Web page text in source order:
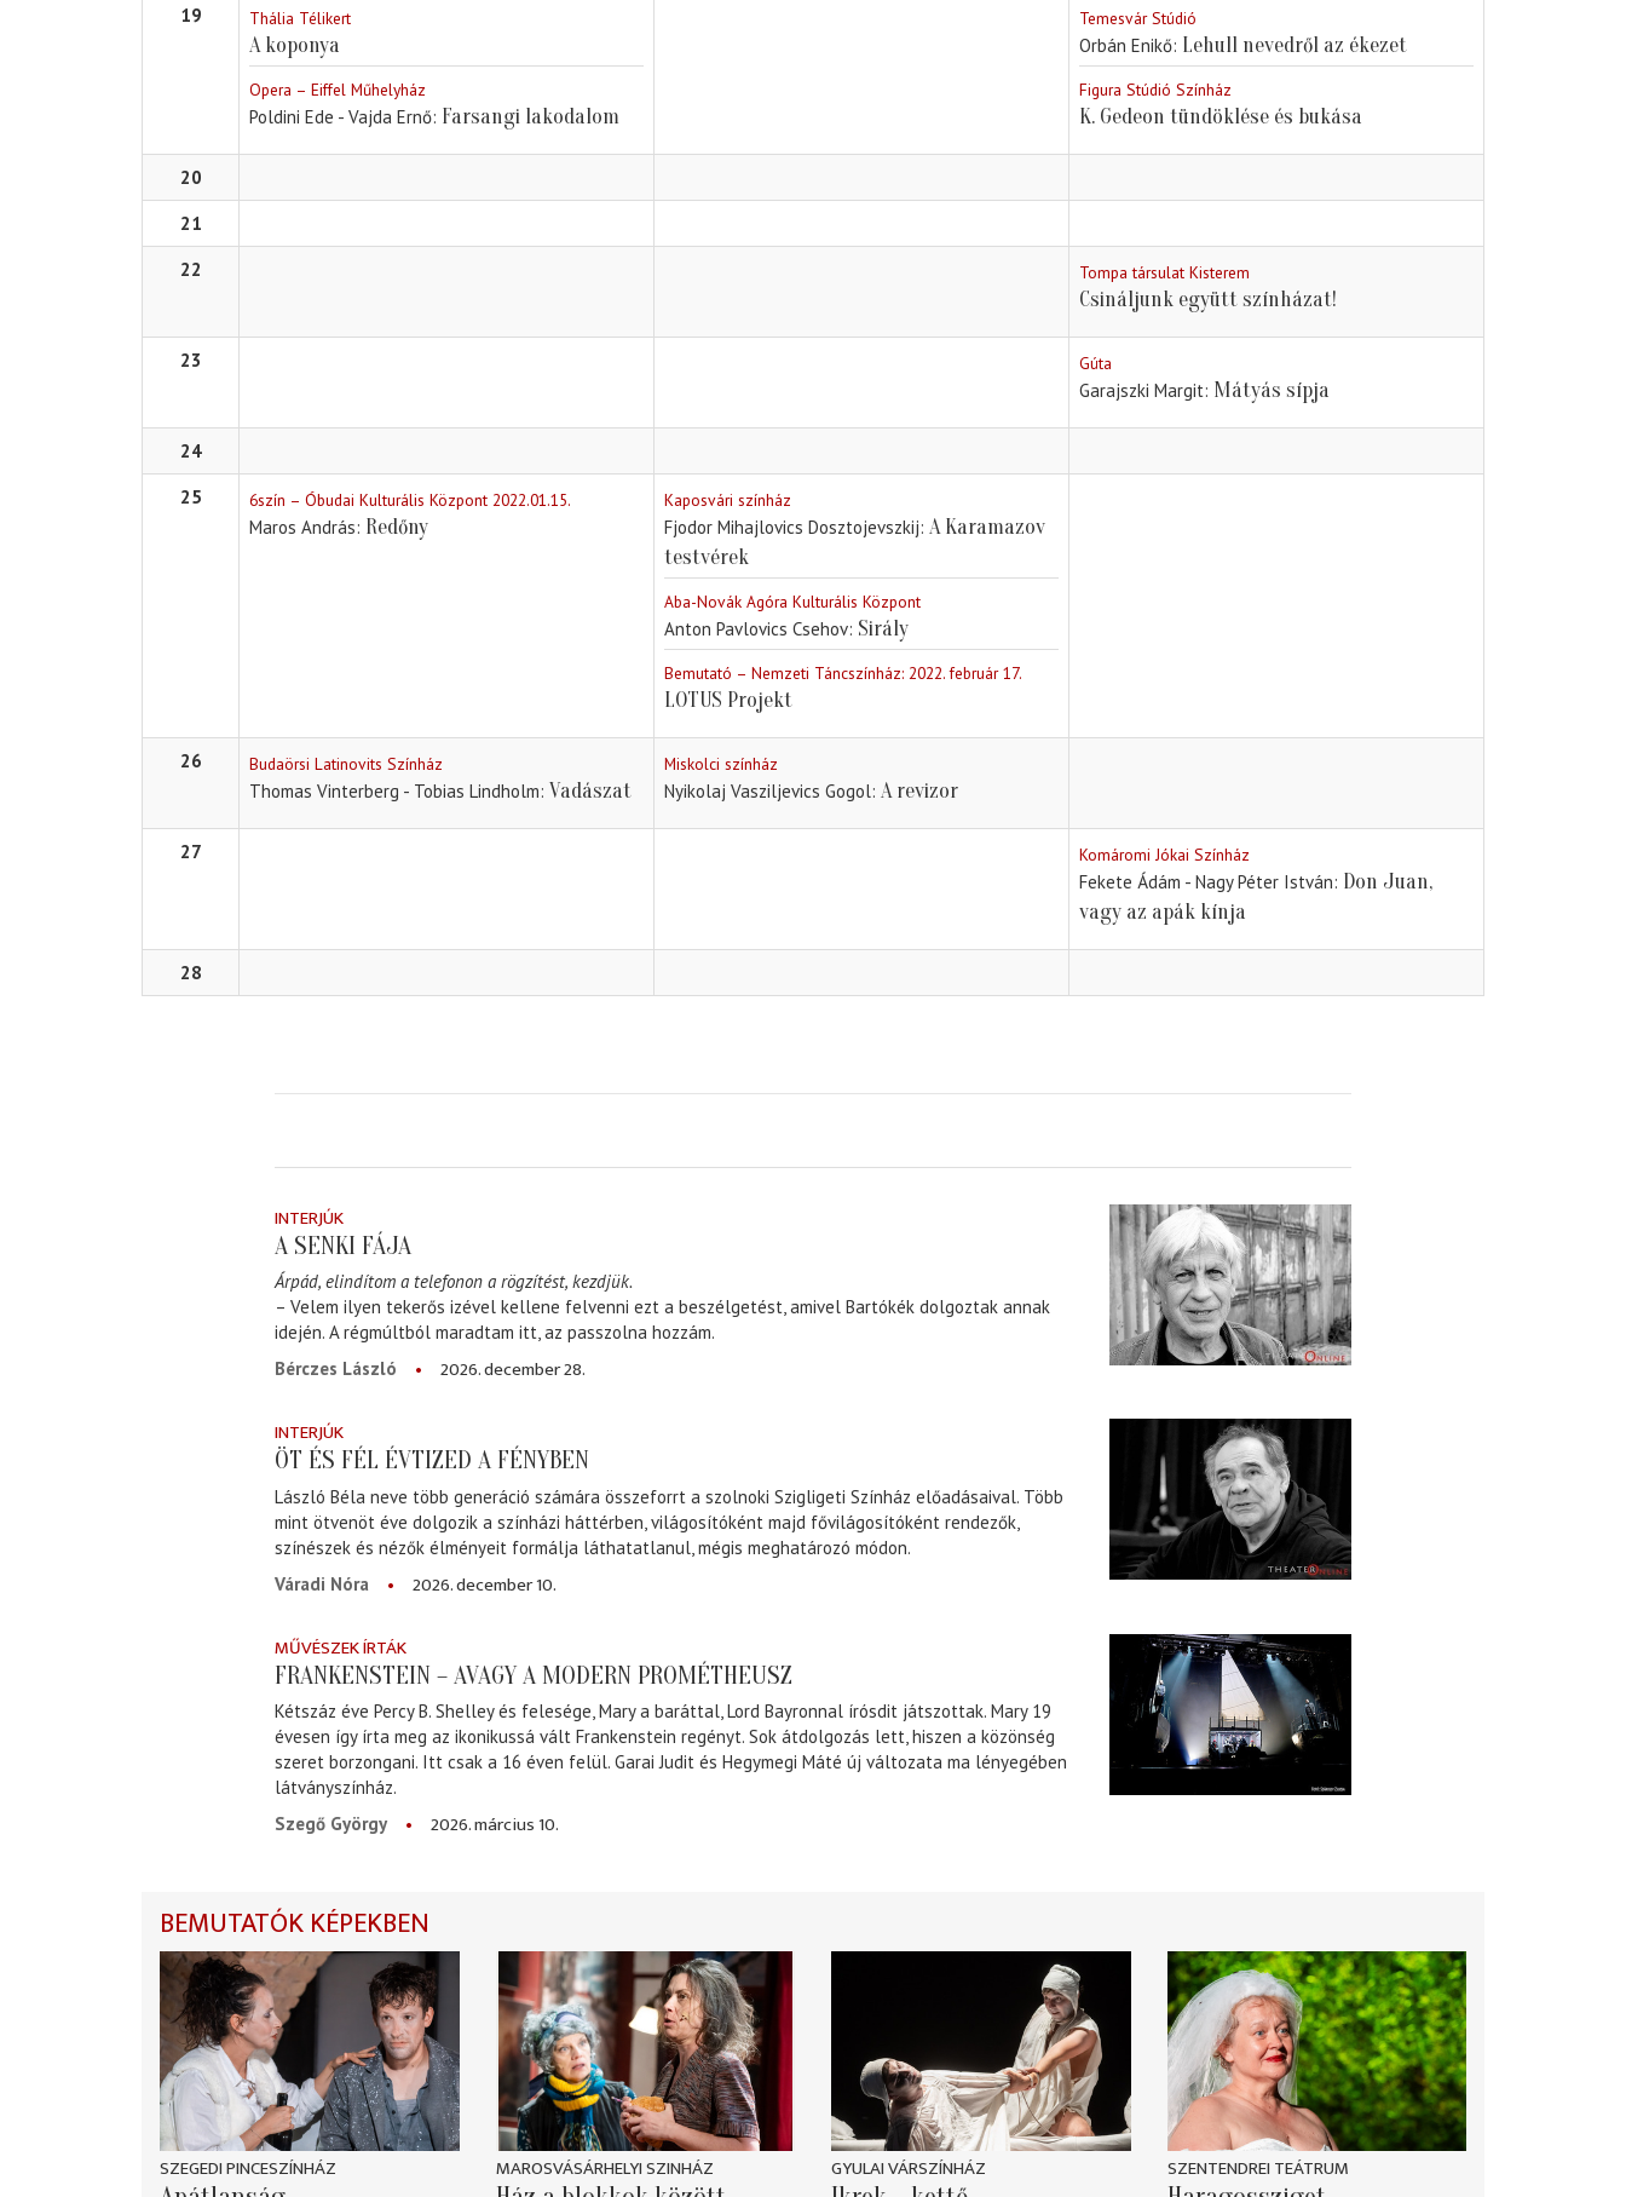
19 Thália Télikert
A koponya
Opera – Eiffel Műhelyház
Poldini Ede - Vajda Ernő Farsangi lakodalom
Temesvár Stúdió
Orbán Enikő Lehull nevedről az ékezet
Figura Stúdió Színház
K. Gedeon tündöklése és bukása
20
21
22
Tompa társulat Kisterem
Csináljunk együtt színházat!
23 Gúta
Garajszki Margit Mátyás sípja
24
25
6szín – Óbudai Kulturális Központ 2022.01.15.
Maros András Redőny
Kaposvári színház
Fjodor Mihajlovics Dosztojevszkij A Karamazov
testvérek
Aba-Novák Agóra Kulturális Központ
Anton Pavlovics Csehov Sirály
Bemutató – Nemzeti Táncszínház: 2022. február 17.
LOTUS Projekt
26 Budaörsi Latinovits Színház
Thomas Vinterberg - Tobias Lindholm Vadászat
Miskolci színház
Nyikolaj Vasziljevics Gogol A revizor
27 Komáromi Jókai Színház
Fekete Ádám - Nagy Péter István Don Juan,
vagy az apák kínja
28
INTERJÚK
A SENKI FÁJA
Árpád, elindítom a telefonon a rögzítést, kezdjük.
– Velem ilyen tekerős izével kellene felvenni ezt a beszélgetést, amivel Bartókék dolgoztak annak
idején. A régmúltból maradtam itt, az passzolna hozzám.
Bérczes László
2026. december 28.
INTERJÚK
ÖT ÉS FÉL ÉVTIZED A FÉNYBEN
László Béla neve több generáció számára összeforrt a szolnoki Szigligeti Színház előadásaival. Több
mint ötvenöt éve dolgozik a színházi háttérben, világosítóként majd fővilágosítóként rendezők,
színészek és nézők élményeit formálja láthatatlanul, mégis meghatározó módon.
Váradi Nóra
2026. december 10.
MŰVÉSZEK ÍRTÁK
FRANKENSTEIN – AVAGY A MODERN PROMÉTHEUSZ
Kétszáz éve Percy B. Shelley és felesége, Mary a baráttal, Lord Bayronnal írósdit játszottak. Mary 19
évesen így írta meg az ikonikussá vált Frankenstein regényt. Sok átdolgozás lett, hiszen a közönség
szeret borzongani. Itt csak a 16 éven felül. Garai Judit és Hegymegi Máté új változata ma lényegében
látványszínház.
Szegő György
2026. március 10.
BEMUTATÓK KÉPEKBEN
SZEGEDI PINCESZÍNHÁZ MAROSVÁSÁRHELYI SZINHÁZ GYULAI VÁRSZÍNHÁZ SZENTENDREI TEÁTRUM